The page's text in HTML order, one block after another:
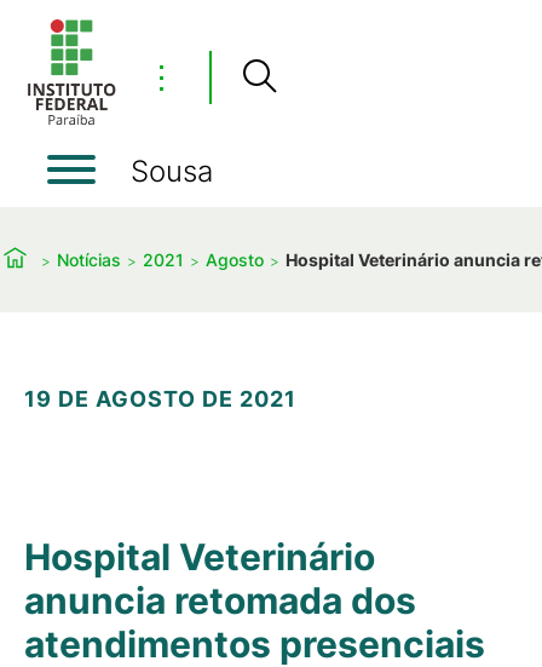
⋮
Sousa
Notícias 2021 Agosto Hospital Veterinário anuncia
19 DE AGOSTO DE 2021
Hospital Veterinário
anuncia retomada dos
atendimentos presenciais